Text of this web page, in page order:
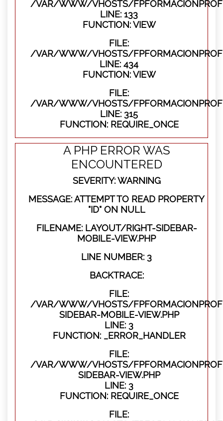
/VAR/WWW/VHOSTS/
LINE: 133
FUNCTION: VIEW
FILE:
/VAR/WWW/VHOSTS/
LINE: 434
FUNCTION: VIEW
FILE:
/VAR/WWW/VHOSTS/
LINE: 315
FUNCTION: REQUIRE_ONCE
A PHP ERROR WAS
ENCOUNTERED
SEVERITY: WARNING
MESSAGE: ATTEMPT TO READ PROPERTY
"ID" ON NULL
FILENAME: LAYOUT/RIGHT-SIDEBAR-
MOBILE-VIEW.PHP
LINE NUMBER: 3
BACKTRACE:
FILE:
/VAR/WWW/VHOSTS/
SIDEBAR-MOBILE-VIEW.PHP
LINE: 3
FUNCTION: _ERROR_HANDLER
FILE:
/VAR/WWW/VHOSTS/
SIDEBAR-VIEW.PHP
LINE: 3
FUNCTION: REQUIRE_ONCE
FILE: